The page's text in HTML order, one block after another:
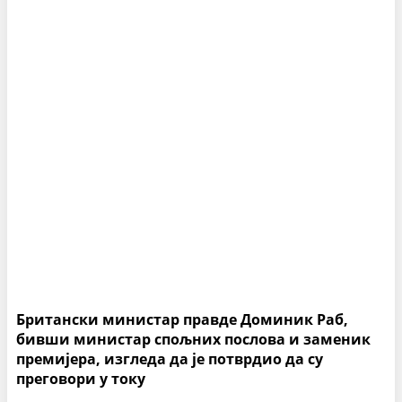
Британски министар правде Доминик Раб,
бивши министар спољних послова и заменик
премијера, изгледа да је потврдио да су
преговори у току